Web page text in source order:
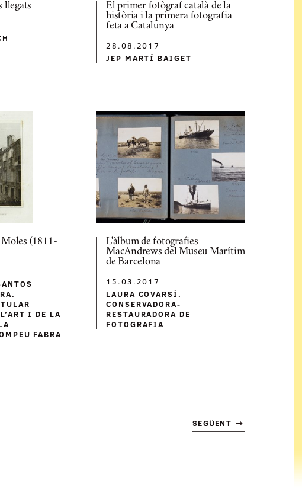
llegats
El primer fotògraf català de la
història i la primera fotografia
feta a Catalunya
28.08.2017
JEP MARTÍ BAIGET
(1811-
I DE LA
FABRA
L'àlbum de fotografies
MacAndrews del Museu Marítim
de Barcelona
15.03.2017
LAURA COVARSÍ.
CONSERVADORA-
RESTAURADORA DE
FOTOGRAFIA
SEGÜENT